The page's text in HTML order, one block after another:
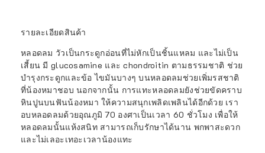
รายละเอียดสินค้า
หลอดลม วัวเป็นกระดูกอ่อนที่ไม่หักเป็นชิ้นแหลม และไม่เป็น
เสี้ยน มี glucosamine และ chondroitin ตามธรรมชาติ ช่วย
บำรุงกระดูกและข้อ ไขมันบางๆ บนหลอดลมช่วยเพิ่มรสชาติ
ที่น้องหมาชอบ นอกจากนั้น การแทะหลอดลมยังช่วยขัดคราบ
หินปูนบนฟันน้องหมา ให้ความสนุกเพลิดเพลินได้อีกด้วย เรา
อบหลอดลมด้วยอุณภูมิ 70 องศาเป็นเวลา 60 ชั่วโมง เพื่อให้
หลอดลมนั้นแห้งสนิท สามารถเก็บรักษาได้นาน พกพาสะดวก
และไม่เลอะเทอะเวลาน้องแทะ